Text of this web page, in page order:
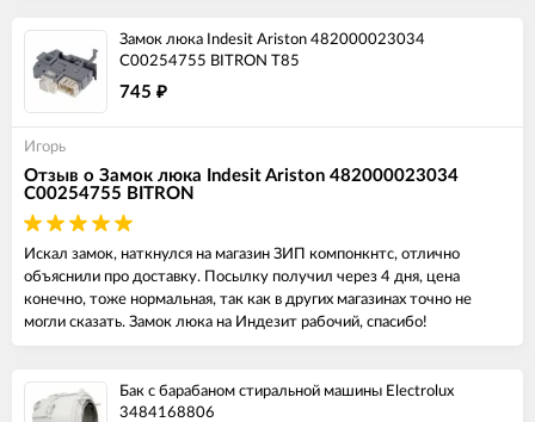
Замок люка Indesit Ariston 482000023034
C00254755 BITRON T85
745 ₽
Игорь
Отзыв о Замок люка Indesit Ariston 482000023034
C00254755 BITRON
Искал замок, наткнулся на магазин ЗИП компонкнтс, отлично
объяснили про доставку. Посылку получил через 4 дня, цена
конечно, тоже нормальная, так как в других магазинах точно не
могли сказать. Замок люка на Индезит рабочий, спасибо!
Бак с барабаном стиральной машины Electrolux
3484168806